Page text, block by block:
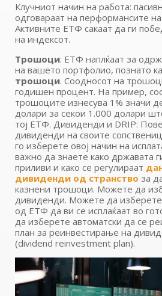
Клучниот начин на работа:
одговараат на перформансите
Активните ЕТФ сакаат да ги
на индексот.
Tрошоци: ЕТФ наплќаат за
на вашето портфолио, познато
трошоци. Соодносот на
годишен процент. На пример,
трошоците изнесува 1% значи
долари за секои 1.000 долари
тој ЕТФ. Дивиденди и DRIP:
дивиденди на своите
го изберете овој начин на
важно да знаете како државата
приливи и како се регулираат
дивиденди од странство за
казнени трошоци. Можете да
дивиденди. Можете да
од ЕТФ да ви се исплаќаат во
да изберете автоматски да се
план за реинвестирање на
(dividend reinvestment plan).